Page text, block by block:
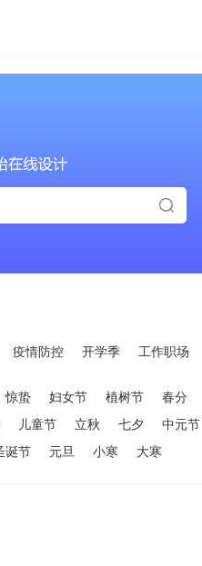
疫情防控 开学季 工作职场
惊蛰 妇女节 植树节 春分
儿童节 立秋 七夕 中元节
诞节 元旦 小寒 大寒